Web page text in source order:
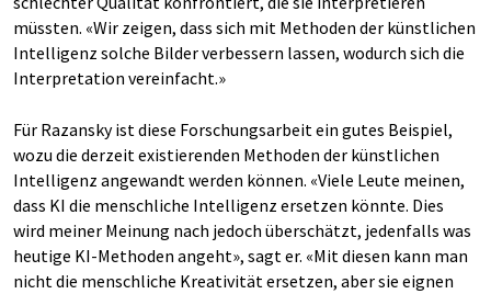
müssten. «Wir zeigen, dass sich mit Methoden der künstlichen
Intelligenz solche Bilder verbessern lassen, wodurch sich die
Interpretation vereinfacht.»
Für Razansky ist diese Forschungsarbeit ein gutes Beispiel,
wozu die derzeit existierenden Methoden der künstlichen
Intelligenz angewandt werden können. «Viele Leute meinen,
dass KI die menschliche Intelligenz ersetzen könnte. Dies
wird meiner Meinung nach jedoch überschätzt, jedenfalls was
heutige KI-Methoden angeht», sagt er. «Mit diesen kann man
nicht die menschliche Kreativität ersetzen, aber sie eignen